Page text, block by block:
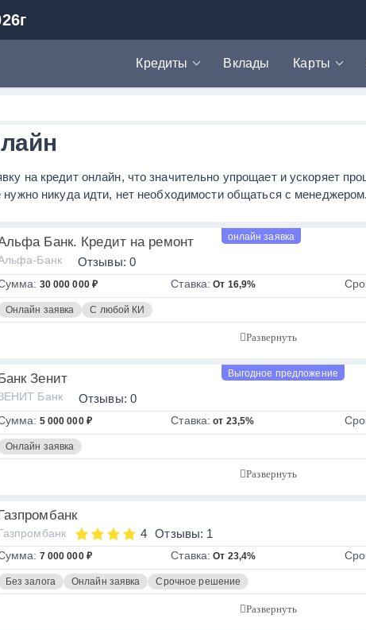
Кредиты
Кредитная история
Вклады Карты
на кредит онлайн, что значительно упрощает и ускоряет
нужно никуда идти, нет необходимости общаться с
онлайн заявка
Банк. Кредит на ремонт
Банк Отзывы: 0
30 000 000 ₽ Ставка: От 16,9%
Онлайн заявка С любой КИ
Выгодное предложение
Зенит
Банк Отзывы: 0
5 000 000 ₽ Ставка: от 23,5%
Онлайн заявка
4 Отзывы: 1
7 000 000 ₽ Ставка: От 23,4%
Без залога Онлайн заявка Срочное решение